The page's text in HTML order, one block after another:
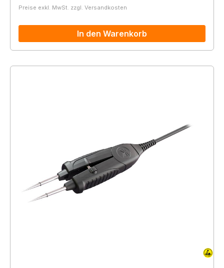
Preise exkl. MwSt. zzgl. Versandkosten
In den Warenkorb